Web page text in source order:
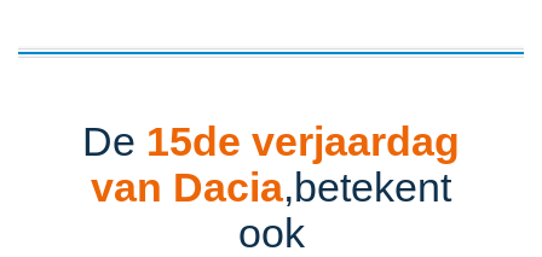
De 15de verjaardag
van Dacia,betekent
ook